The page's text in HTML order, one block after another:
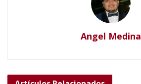
Angel Medina